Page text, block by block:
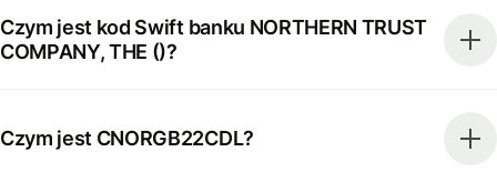
Czym jest kod Swift banku NORTHERN TRUST
COMPANY, THE ()?
Czym jest CNORGB22CDL?